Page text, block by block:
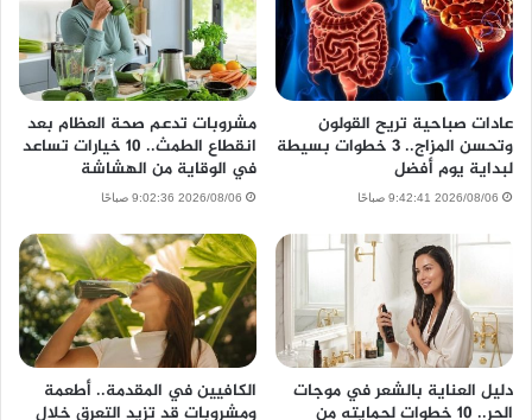
عادات صباحية تريح القولون
وتحسن المزاج.. 3 خطوات بسيطة
لبداية يوم أفضل
2026/08/06 9:42:41 صباحًا
مشروبات تدعم صحة العظام بعد
انقطاع الطمث.. 10 خيارات تساعد
في الوقاية من الهشاشة
2026/08/06 9:02:36 صباحًا
دليل العناية بالشعر في موجات
الحر.. 10 خطوات لحمايته من
الكافيين في المقدمة.. أطعمة
ومشروبات قد تزيد التعرق خلال